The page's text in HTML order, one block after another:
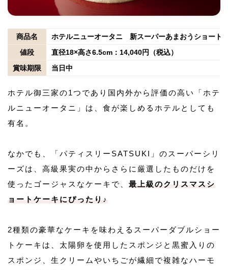
商品名
ホテルニューオータニ 新スーパーあまおうショート
値段
直径18×高さ6.5cm：14,040円（税込）
賞味期限
当日中
ホテル御三家の1つであり国内外から評価の高い「ホテ
ルニューオータニ」は、食が楽しめるホテルとしても
有名。
なかでも、「パティスリーSATSUKI」のスーパーシリ
ーズは、高級果実の中からさらに厳選したものだけを
使ったゴージャスなケーキで、 最上級のクリスマスシ
ョートケーキにぴったり♪
2種類の豪華なケーキを味わえるスーパーダブルショー
トケーキは、太陽卵を使用したスポンジと黒蜜入りの
スポンジ、生クリームやいちごが繊細で複雑なハーモ